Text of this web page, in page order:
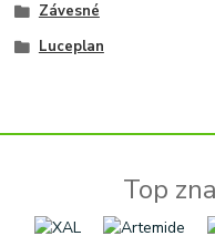
Závesné
Luceplan
Top